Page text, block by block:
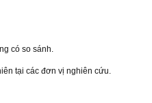
có so sánh.
tại các đơn vị nghiên cứu.